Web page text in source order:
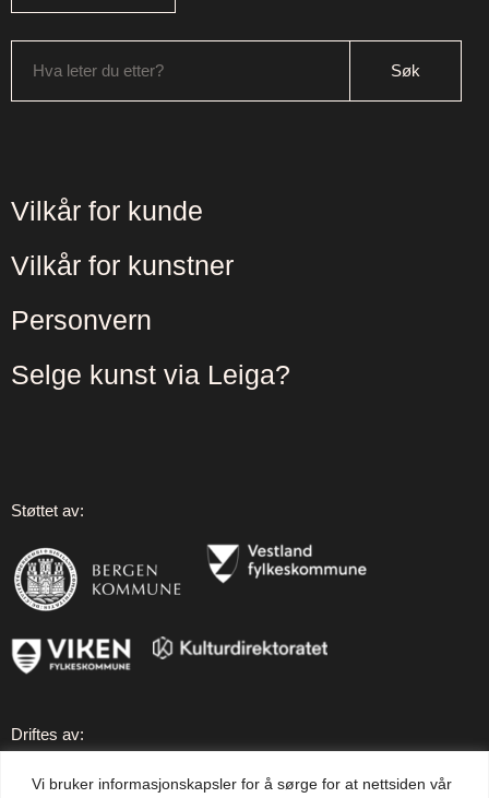
Vi bruker informasjonskapsler for å sørge for at nettsiden vår
Hva leter du etter?
Vilkår for kunde
Vilkår for kunstner
Personvern
Selge kunst via Leiga?
Støttet av:
Driftes av: